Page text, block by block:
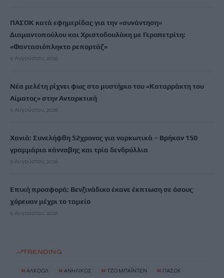
ΠΑΣΟΚ κατά εφημερίδας για την «συνάντηση»
Διαμαντοπούλου και Χριστοδουλάκη με Γεραπετρίτη:
«Φαντασιόπληκτο ρεπορτάζ»
9 Αυγούστου, 2026
Νέα μελέτη ρίχνει φως στο μυστήριο του «Καταρράκτη του
Αίματος» στην Ανταρκτική
9 Αυγούστου, 2026
Χανιά: Συνελήφθη 52χρονος για ναρκωτικά – Βρήκαν 150
γραμμάρια κάνναβης και τρία δενδρύλλια
9 Αυγούστου, 2026
Επική προσφορά: Βενζινάδικο έκανε έκπτωση σε όσους
χόρευαν μέχρι το ταμείο
9 Αυγούστου, 2026
TRENDING
#ΑΛΚΟΟΛ # ΑΝΗΛΙΚΟΣ # ΤΖΟ ΜΠΑΪΝΤΕΝ # ΠΑΣΟΚ